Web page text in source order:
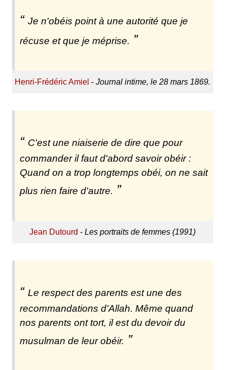
Je n'obéis point à une autorité que je
récuse et que je méprise.
Henri-Frédéric Amiel -Journal intime, le 28 mars 1869.
C'est une niaiserie de dire que pour
commander il faut d'abord savoir obéir :
Quand on a trop longtemps obéi, on ne sait
plus rien faire d'autre.
Jean Dutourd -Les portraits de femmes (1991)
Le respect des parents est une des
recommandations d'Allah. Même quand
nos parents ont tort, il est du devoir du
musulman de leur obéir.